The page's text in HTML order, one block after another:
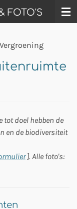
FOTO'S
Vergroening
tot doel hebben de
en de biodiversiteit
]. Alle foto's: